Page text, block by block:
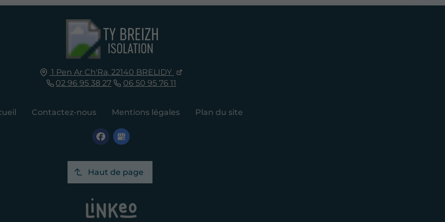
1 Pen Ar Ch'Ra, 22140 BRELIDY
02 96 95 38 27
06 50 95 76 11
Contactez-nous Mentions légales Plan du site
Haut de page